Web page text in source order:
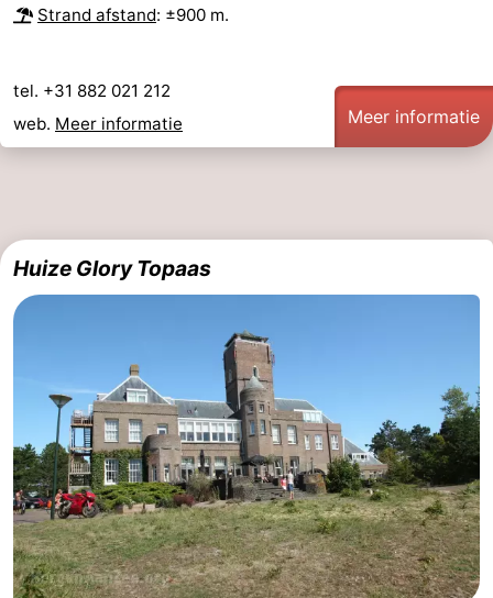
Strand afstand: ±900 m.
tel. +31 882 021 212
web. Meer informatie Meer informatie
Huize Glory Topaas